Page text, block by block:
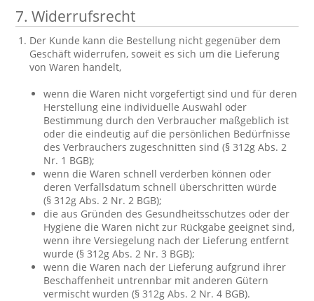
7. Widerrufsrecht
Der Kunde kann die Bestellung nicht gegenüber dem
Geschäft widerrufen, soweit es sich um die Lieferung
von Waren handelt,
wenn die Waren nicht vorgefertigt sind und für deren
Herstellung eine individuelle Auswahl oder
Bestimmung durch den Verbraucher maßgeblich ist
oder die eindeutig auf die persönlichen Bedürfnisse
des Verbrauchers zugeschnitten sind (§ 312g Abs. 2
Nr. 1 BGB);
wenn die Waren schnell verderben können oder
deren Verfallsdatum schnell überschritten würde
(§ 312g Abs. 2 Nr. 2 BGB);
die aus Gründen des Gesundheitsschutzes oder der
Hygiene die Waren nicht zur Rückgabe geeignet sind,
wenn ihre Versiegelung nach der Lieferung entfernt
wurde (§ 312g Abs. 2 Nr. 3 BGB);
wenn die Waren nach der Lieferung aufgrund ihrer
Beschaffenheit untrennbar mit anderen Gütern
vermischt wurden (§ 312g Abs. 2 Nr. 4 BGB).